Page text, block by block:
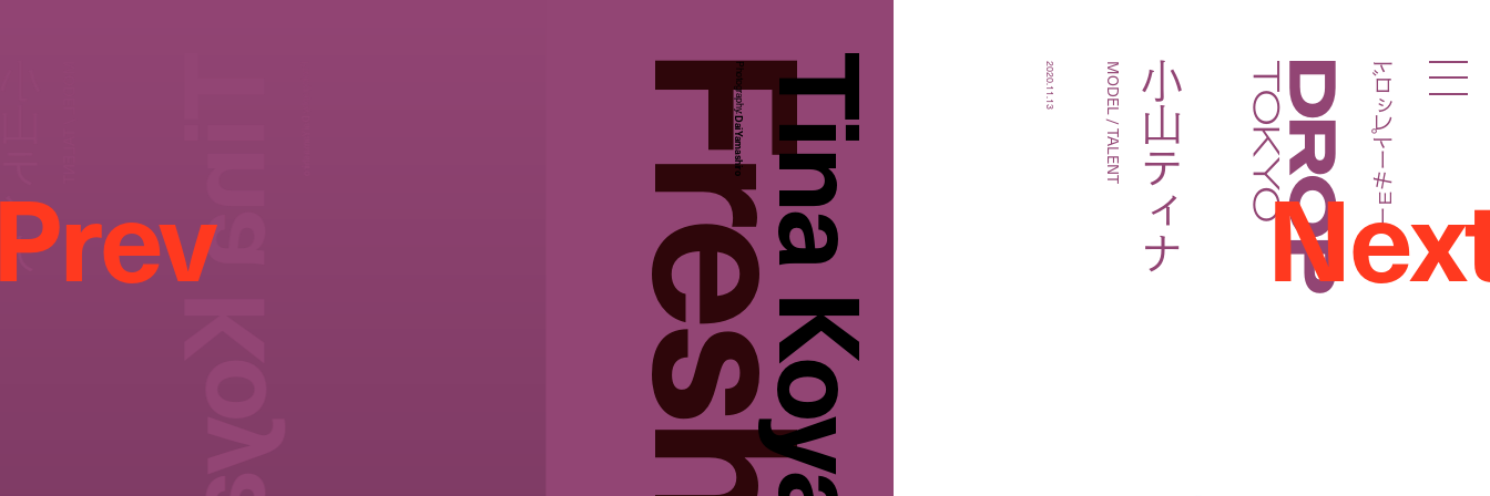
Droptokyo ドロップトーキョー
Tina Koyama
Photography:
Dai Yamashiro 小山ティナ
MODEL / TALENT
2020.11.13
ナ Tina Koyama